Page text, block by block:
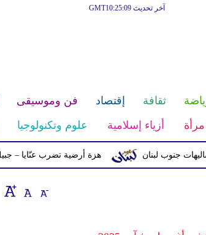
آخر تحديث GMT10:25:09
ثقافة إقتصاد فن وموسيقى
مرأة أزياء إسلامية علوم وتكنولوجيا
هزة أرضية تضرب عنّايا – جبيل بقوّة 2.8 درجات على مقياس ريختر لبنان